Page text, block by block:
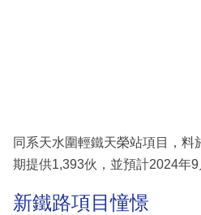
同系天水圍輕鐵天榮站項目，料
期提供1,393伙，並預計2024年9
新鐵路項目憧憬